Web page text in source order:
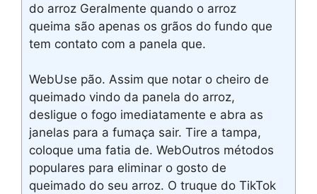
do arroz Geralmente quando o arroz
queima são apenas os grãos do fundo que
tem contato com a panela que.
WebUse pão. Assim que notar o cheiro de
queimado vindo da panela do arroz,
desligue o fogo imediatamente e abra as
janelas para a fumaça sair. Tire a tampa,
coloque uma fatia de. WebOutros métodos
populares para eliminar o gosto de
queimado do seu arroz. O truque do TikTok